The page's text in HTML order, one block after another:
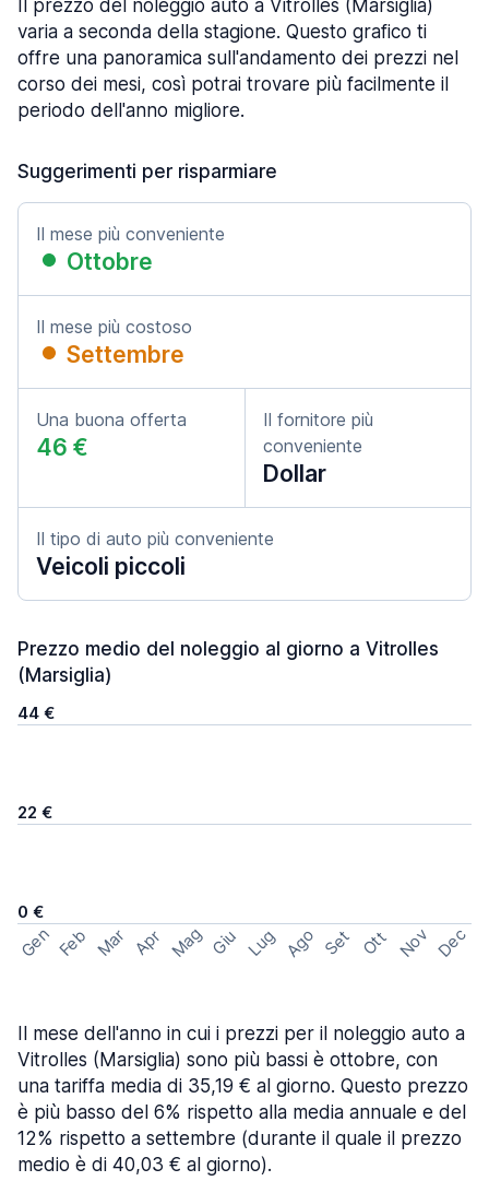
Il prezzo del noleggio auto a Vitrolles (Marsiglia)
varia a seconda della stagione. Questo grafico ti
offre una panoramica sull'andamento dei prezzi nel
corso dei mesi, così potrai trovare più facilmente il
periodo dell'anno migliore.
Suggerimenti per risparmiare
Il mese più conveniente
Ottobre
Il mese più costoso
Settembre
Una buona offerta
46 €
Il fornitore più
conveniente
Dollar
Il tipo di auto più conveniente
Veicoli piccoli
Prezzo medio del noleggio al giorno a Vitrolles
(Marsiglia)
44 €
22 €
0 €
Gen Feb Mar Apr Mag Giu Lug Ago Set Ott Nov Dec
Il mese dell'anno in cui i prezzi per il noleggio auto a
Vitrolles (Marsiglia) sono più bassi è ottobre, con
una tariffa media di 35,19 € al giorno. Questo prezzo
è più basso del 6% rispetto alla media annuale e del
12% rispetto a settembre (durante il quale il prezzo
medio è di 40,03 € al giorno).